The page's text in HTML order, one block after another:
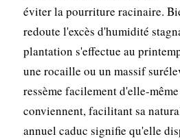
éviter la pourriture racinaire.
redoute l'excès d'humidité
plantation s'effectue au
une rocaille ou un massif
ressème facilement d'elle-
conviennent, facilitant sa
annuel caduc signifie qu'elle